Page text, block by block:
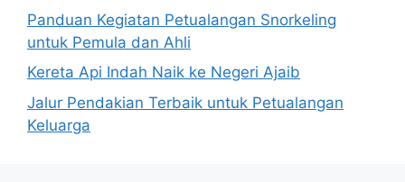
Panduan Kegiatan Petualangan Snorkeling
untuk Pemula dan Ahli
Kereta Api Indah Naik ke Negeri Ajaib
Jalur Pendakian Terbaik untuk Petualangan
Keluarga